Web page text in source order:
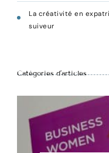
La créativité en
suiveur
Catégories d’articles